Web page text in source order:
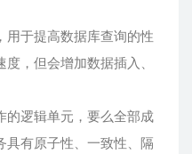
用于提高数据库查询的性
，但会增加数据插入、
的逻辑单元，要么全部成
具有原子性、一致性、隔